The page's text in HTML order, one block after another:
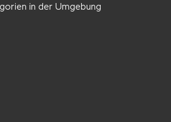
in der Umgebung